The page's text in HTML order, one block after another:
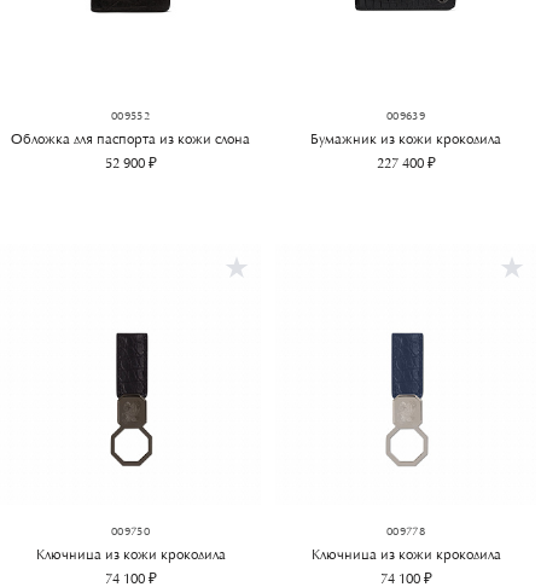
009552
Обложка для паспорта из кожи слона
52 900 ₽
009639
Бумажник из кожи крокодила
227 400 ₽
009750
Ключница из кожи крокодила
74 100 ₽
009778
Ключница из кожи крокодила
74 100 ₽